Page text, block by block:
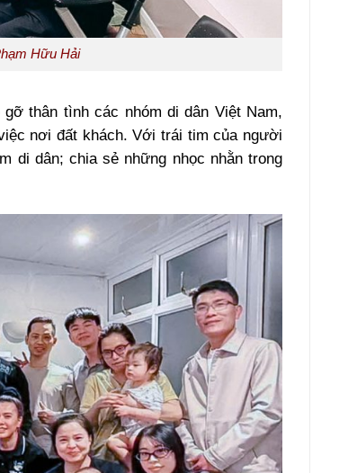
Hữu Hải
thân tình các nhóm di dân Việt Nam,
nơi đất khách. Với trái tim của người
di dân; chia sẻ những nhọc nhằn trong